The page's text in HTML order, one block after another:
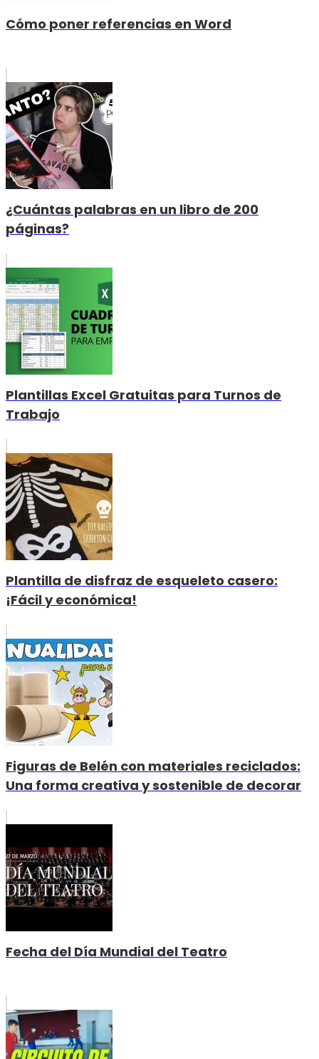
Cómo poner referencias en Word
¿Cuántas palabras en un libro de 200
páginas?
Plantillas Excel Gratuitas para Turnos de
Trabajo
Plantilla de disfraz de esqueleto casero:
¡Fácil y económica!
Figuras de Belén con materiales reciclados:
Una forma creativa y sostenible de decorar
Fecha del Día Mundial del Teatro